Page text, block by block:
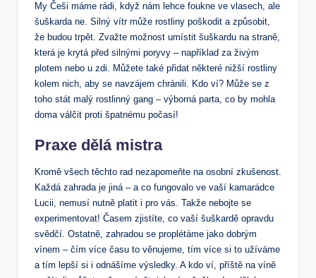
My Češi máme rádi, když nám lehce foukne ve vlasech, ale
šuškarda ne. Silný vítr může rostliny poškodit a způsobit,
že budou trpět. Zvažte možnost umístit šuškardu na straně,
která je krytá před silnými poryvy – například za živým
plotem nebo u zdi. Můžete také přidat některé nižší rostliny
kolem nich, aby se navzájem chránili. Kdo ví? Může se z
toho stát malý rostlinný gang – výborná parta, co by mohla
doma válčit proti špatnému počasí!
Praxe dělá mistra
Kromě všech těchto rad nezapomeňte na osobní zkušenost.
Každá zahrada je jiná – a co fungovalo ve vaší kamarádce
Lucii, nemusí nutně platit i pro vás. Takže nebojte se
experimentovat! Časem zjistíte, co vaší šuškardě opravdu
svědčí. Ostatně, zahradou se proplétáme jako dobrým
vínem – čím více času to věnujeme, tím více si to užíváme
a tím lepší si i odnášíme výsledky. A kdo ví, příště na víně